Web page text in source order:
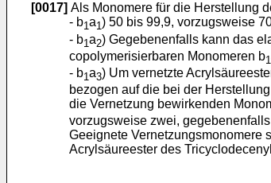
[0017] Als Monomere für die Herstellung
- b1a1) 50 bis 99,9, vorzugsweise
- b1 a2) Gegebenenfalls kann das
copolymerisierbaren Monomeren b1
- b1a3) Um vernetzte
bezogen auf die bei der
die Vernetzung bewirkenden
vorzugsweise zwei,
Geeignete Vernetzungsmonomere
Acrylsäureester des